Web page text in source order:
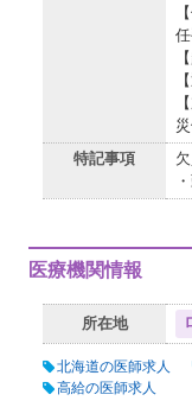
任
特記事項
医療機関情報
所在地
北海道の医師求人
高給の医師求人